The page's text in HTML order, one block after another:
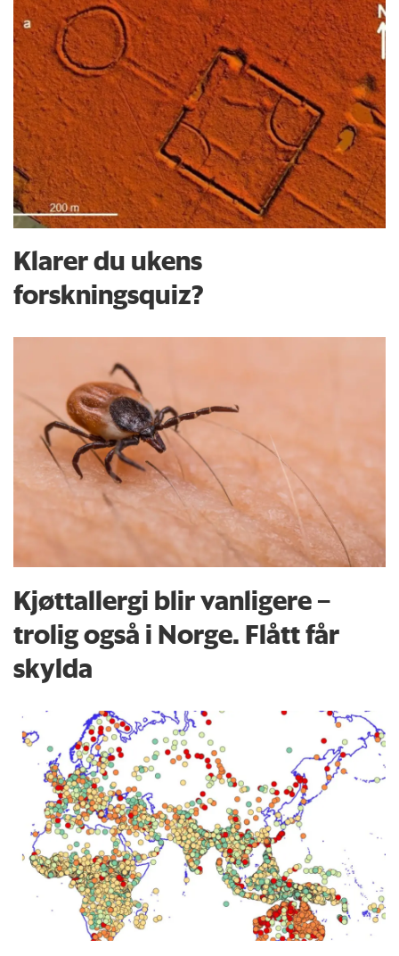
Klarer du ukens
forskningsquiz?
Kjøttallergi blir vanligere –
trolig også i Norge. Flått får
skylda